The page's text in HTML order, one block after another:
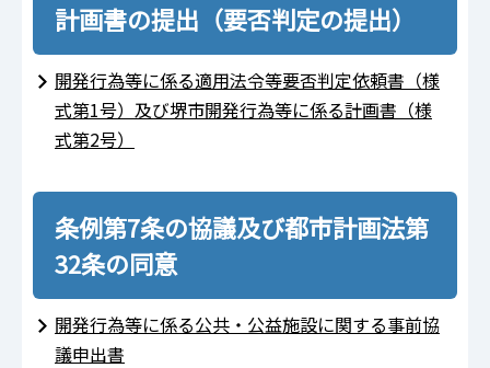
計画書の提出（要否判定の提出）
開発行為等に係る適用法令等要否判定依頼書（様
式第1号）及び堺市開発行為等に係る計画書（様
式第2号）
条例第7条の協議及び都市計画法第
32条の同意
開発行為等に係る公共・公益施設に関する事前協
議申出書